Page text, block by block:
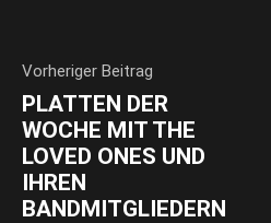
Vorheriger Beitrag
PLATTEN DER
WOCHE MIT THE
LOVED ONES UND
IHREN
BANDMITGLIEDERN